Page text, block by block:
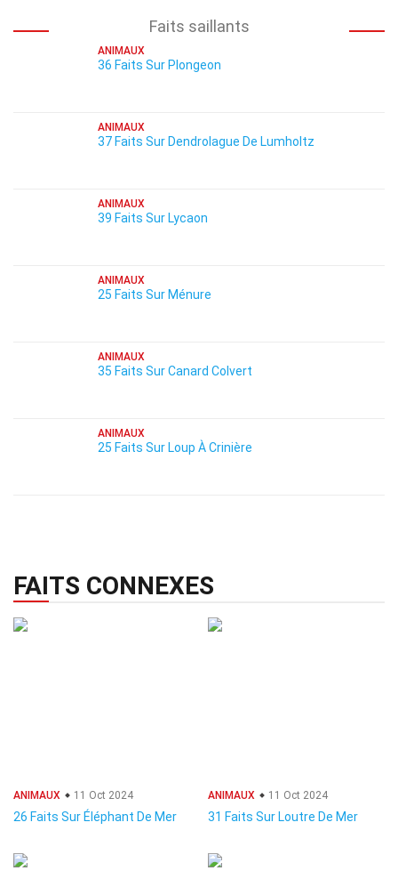
Faits saillants
ANIMAUX
36 Faits Sur Plongeon
ANIMAUX
37 Faits Sur Dendrolague De Lumholtz
ANIMAUX
39 Faits Sur Lycaon
ANIMAUX
25 Faits Sur Ménure
ANIMAUX
35 Faits Sur Canard Colvert
ANIMAUX
25 Faits Sur Loup À Crinière
FAITS CONNEXES
ANIMAUX 11 Oct 2024
26 Faits Sur Éléphant De Mer
ANIMAUX 11 Oct 2024
31 Faits Sur Loutre De Mer